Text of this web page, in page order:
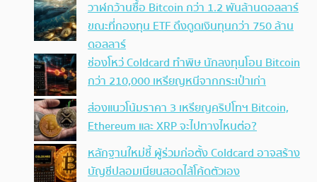
วาฬกว้านซื้อ Bitcoin กว่า 1.2 พันล้านดอลลาร์
ขณะที่กองทุน ETF ดึงดูดเงินทุนกว่า 750 ล้าน
ดอลลาร์
ช่องโหว่ Coldcard ทำพิษ นักลงทุนโอน Bitcoin
กว่า 210,000 เหรียญหนีจากกระเป๋าเก่า
ส่องแนวโน้มราคา 3 เหรียญคริปโทฯ Bitcoin,
Ethereum และ XRP จะไปทางไหนต่อ?
หลักฐานใหม่ชี้ ผู้ร่วมก่อตั้ง Coldcard อาจสร้าง
บัญชีปลอมเนียนสอดไส้โค้ดตัวเอง